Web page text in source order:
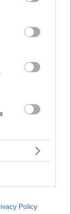
party tags to
below Google
Policy
η δύσκολη
που μας κάνει
θεά
να
Βενιζέλος»
δεύτερης